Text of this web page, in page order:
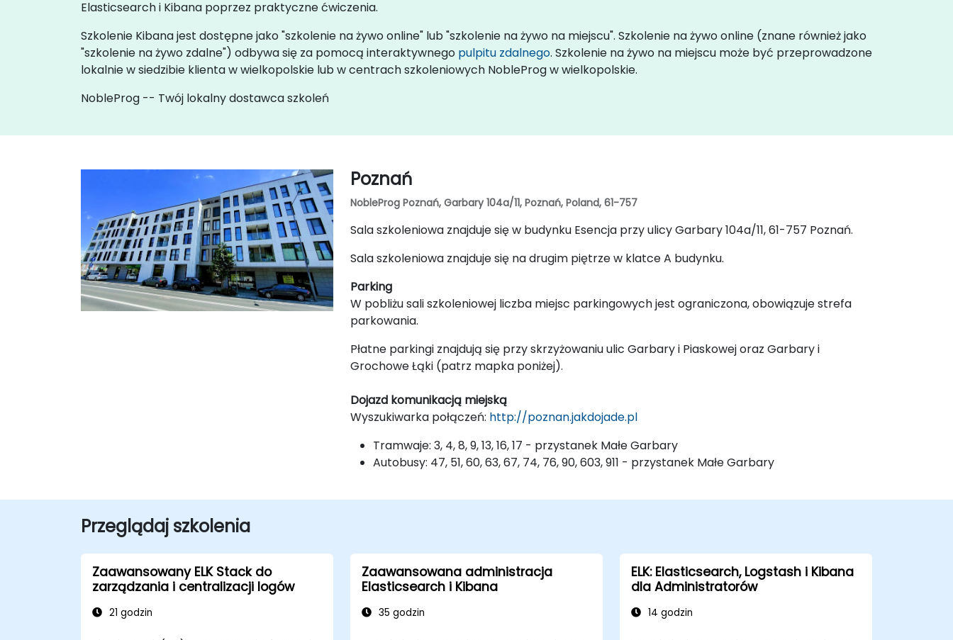
Elasticsearch i Kibana poprzez praktyczne ćwiczenia.
Szkolenie Kibana jest dostępne jako "szkolenie na żywo online" lub "szkolenie na żywo na miejscu". Szkolenie na żywo online (znane również jako
"szkolenie na żywo zdalne") odbywa się za pomocą interaktywnego pulpitu zdalnego. Szkolenie na żywo na miejscu może być przeprowadzone
lokalnie w siedzibie klienta w wielkopolskie lub w centrach szkoleniowych NobleProg w wielkopolskie.
NobleProg -- Twój lokalny dostawca szkoleń
Poznań
NobleProg Poznań, Garbary 104a/11, Poznań, Poland, 61-757
Sala szkoleniowa znajduje się w budynku Esencja przy ulicy Garbary 104a/11, 61-757 Poznań.
Sala szkoleniowa znajduje się na drugim piętrze w klatce A budynku.
Parking
W pobliżu sali szkoleniowej liczba miejsc parkingowych jest ograniczona, obowiązuje strefa
parkowania.
Płatne parkingi znajdują się przy skrzyżowaniu ulic Garbary i Piaskowej oraz Garbary i
Grochowe Łąki (patrz mapka poniżej).
Dojazd komunikacją miejską
Wyszukiwarka połączeń: http://poznan.jakdojade.pl
Tramwaje: 3, 4, 8, 9, 13, 16, 17 - przystanek Małe Garbary
Autobusy: 47, 51, 60, 63, 67, 74, 76, 90, 603, 911 - przystanek Małe Garbary
Przeglądaj szkolenia
Zaawansowany ELK Stack do
zarządzania i centralizacji logów
21 godzin
Zaawansowana administracja
Elasticsearch i Kibana
35 godzin
ELK: Elasticsearch, Logstash i Kibana
dla Administratorów
14 godzin